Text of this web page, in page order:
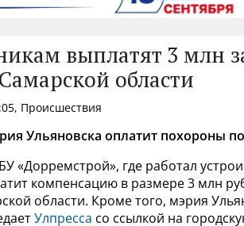
выплатят 3 млн
области
Происшествия
Ульяновска оплатит похороны
«Дорремстрой», где работал
компенсацию в размере 3 млн
области. Кроме того, мэрия
Улпресса со ссылкой на